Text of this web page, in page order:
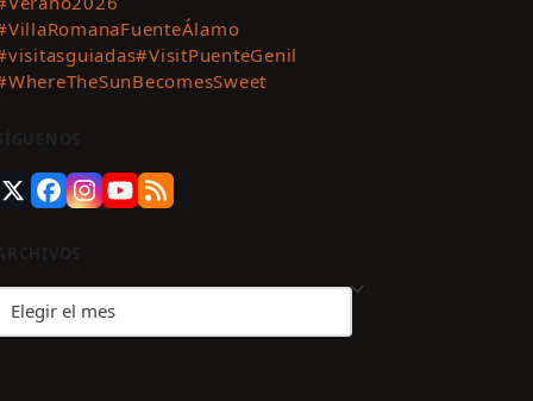
#VisitPuenteGenil
Twitter
Facebook
Instagram
YouTube
RSS
Archivos